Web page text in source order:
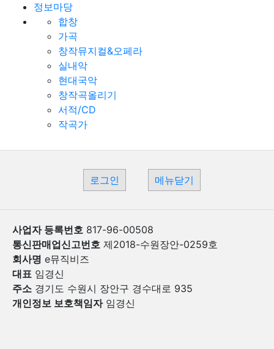
정보마당
합창
가곡
창작뮤지컬&오페라
실내악
현대국악
창작곡올리기
서적/CD
작곡가
로그인 메뉴닫기
사업자 등록번호 817-96-00508
통신판매업신고번호 제2018-수원장안-0259호
회사명 e뮤직비즈
대표 임경신
주소 경기도 수원시 장안구 경수대로 935
개인정보 보호책임자임경신